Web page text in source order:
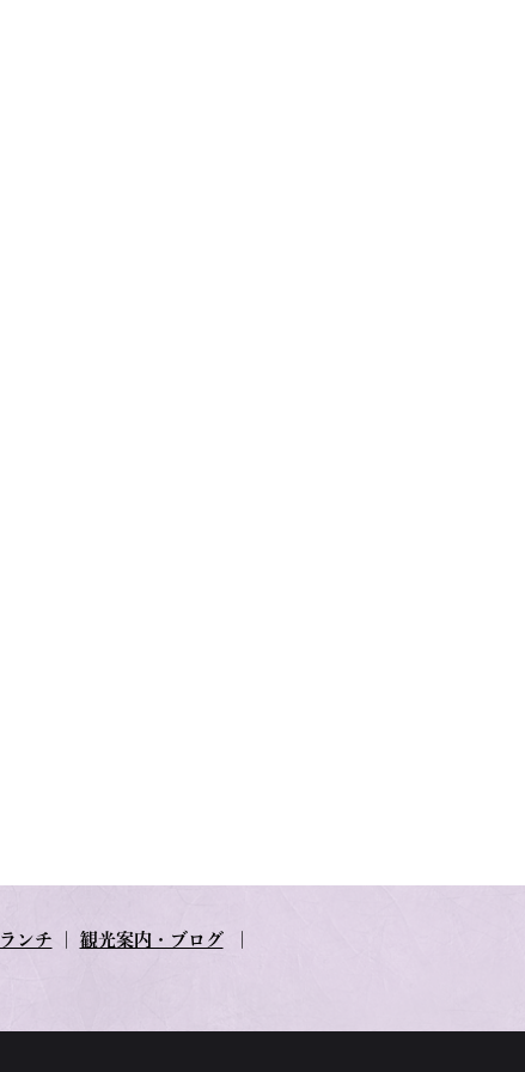
ランチ 観光案内・ブログ｜